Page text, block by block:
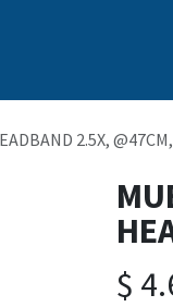
2.5X,
$